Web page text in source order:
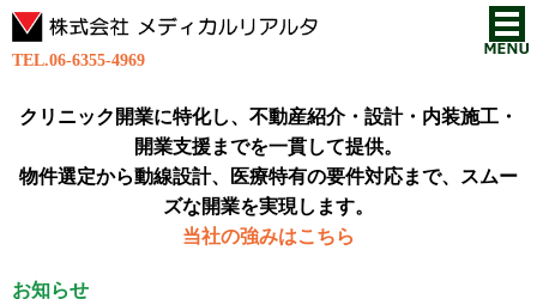
TEL.06-6355-4969
クリニック開業に特化し、不動産紹介・設計・内装施工・
開業支援までを一貫して提供。
物件選定から動線設計、医療特有の要件対応まで、スムー
ズな開業を実現します。
当社の強みはこちら
お知らせ